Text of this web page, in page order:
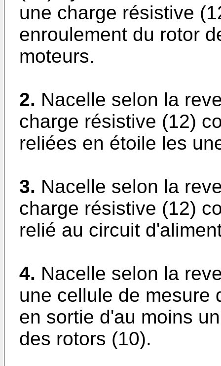
une charge résistive
enroulement du rotor
moteurs.
2. Nacelle selon la
charge résistive (12)
reliées en étoile les
3. Nacelle selon la
charge résistive (12)
relié au circuit
4. Nacelle selon la
une cellule de mesure
en sortie d'au moins
des rotors (10).